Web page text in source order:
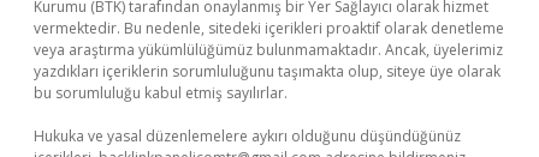
Kurumu (BTK) tarafından onaylanmış bir Yer Sağlayıcı olarak hizmet
vermektedir. Bu nedenle, sitedeki içerikleri proaktif olarak denetleme
veya araştırma yükümlülüğümüz bulunmamaktadır. Ancak, üyelerimiz
yazdıkları içeriklerin sorumluluğunu taşımakta olup, siteye üye olarak
bu sorumluluğu kabul etmiş sayılırlar.
Hukuka ve yasal düzenlemelere aykırı olduğunu düşündüğünüz